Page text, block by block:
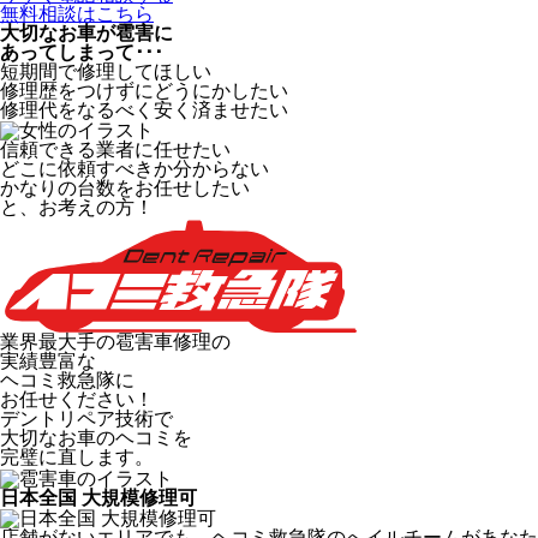
無料相談はこちら
大切なお車が雹害に
あってしまって･･･
短期間で修理してほしい
修理歴をつけずにどうにかしたい
修理代をなるべく安く済ませたい
信頼できる業者に任せたい
どこに依頼すべきか分からない
かなりの台数をお任せしたい
と、お考えの方！
業界最大手の雹害車修理の
実績豊富な
ヘコミ救急隊に
お任せください！
デントリペア技術で
大切なお車のヘコミを
完璧に直します。
日本全国 大規模修理可